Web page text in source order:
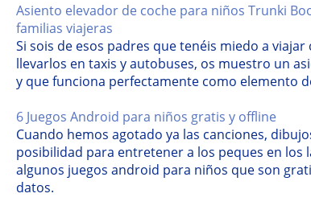
Asiento elevador de coche para niños Trunki
familias viajeras
Si sois de esos padres que tenéis miedo a
llevarlos en taxis y autobuses, os muestro un
y que funciona perfectamente como elemento
6 Juegos Android para niños gratis y offline
Cuando hemos agotado ya las canciones,
posibilidad para entretener a los peques en
algunos juegos android para niños que son
datos.